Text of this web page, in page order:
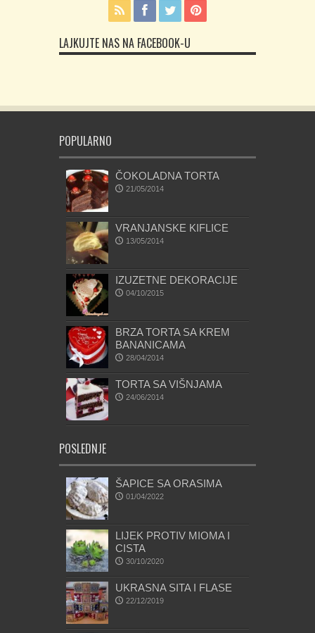
LAJKUJTE NAS NA FACEBOOK-U
POPULARNO
ČOKOLADNA TORTA
21/05/2014
VRANJANSKE KIFLICE
13/05/2014
IZUZETNE DEKORACIJE
04/10/2015
BRZA TORTA SA KREM
BANANICAMA
28/04/2014
TORTA SA VIŠNJAMA
24/06/2014
POSLEDNJE
ŠAPICE SA ORASIMA
01/04/2022
LIJEK PROTIV MIOMA I
CISTA
30/10/2020
UKRASNA SITA I FLASE
22/12/2019